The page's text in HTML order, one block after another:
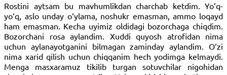
Rostini aytsam bu mavhumlikdan charchab ketdim. Yo‘q-
yo‘q, aslo unday o‘ylama, noshukr emasman, ammo loqayd
ham emasman. Kecha uyimiz oldidagi bozorchaga chiqdim.
Bozorchani rosa aylandim. Xuddi quyosh atrofidan nima
uchun aylanayotganini bilmagan zaminday aylandim. O‘zi
nima xarid qilish uchun chiqqanim hech yodimga kelmaydi.
Menga masxaramuz tikilib turgan sotuvchilar nigohidan